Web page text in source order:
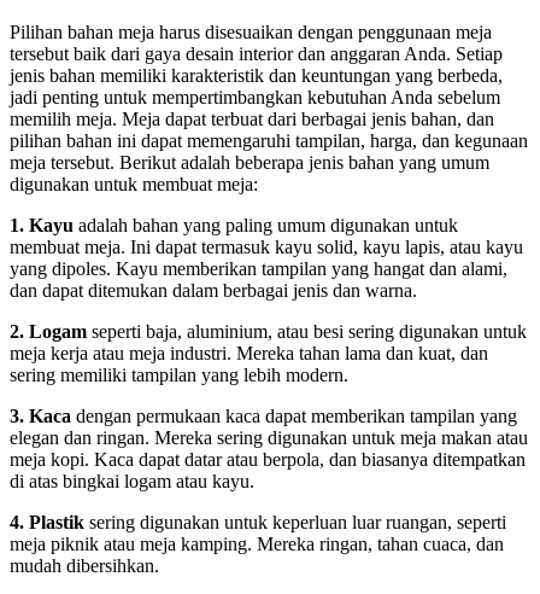
Pilihan bahan meja harus disesuaikan dengan penggunaan meja
tersebut baik dari gaya desain interior dan anggaran Anda. Setiap
jenis bahan memiliki karakteristik dan keuntungan yang berbeda,
jadi penting untuk mempertimbangkan kebutuhan Anda sebelum
memilih meja. Meja dapat terbuat dari berbagai jenis bahan, dan
pilihan bahan ini dapat memengaruhi tampilan, harga, dan kegunaan
meja tersebut. Berikut adalah beberapa jenis bahan yang umum
digunakan untuk membuat meja:
1. Kayu adalah bahan yang paling umum digunakan untuk
membuat meja. Ini dapat termasuk kayu solid, kayu lapis, atau kayu
yang dipoles. Kayu memberikan tampilan yang hangat dan alami,
dan dapat ditemukan dalam berbagai jenis dan warna.
2. Logam seperti baja, aluminium, atau besi sering digunakan untuk
meja kerja atau meja industri. Mereka tahan lama dan kuat, dan
sering memiliki tampilan yang lebih modern.
3. Kaca dengan permukaan kaca dapat memberikan tampilan yang
elegan dan ringan. Mereka sering digunakan untuk meja makan atau
meja kopi. Kaca dapat datar atau berpola, dan biasanya ditempatkan
di atas bingkai logam atau kayu.
4. Plastik sering digunakan untuk keperluan luar ruangan, seperti
meja piknik atau meja kamping. Mereka ringan, tahan cuaca, dan
mudah dibersihkan.